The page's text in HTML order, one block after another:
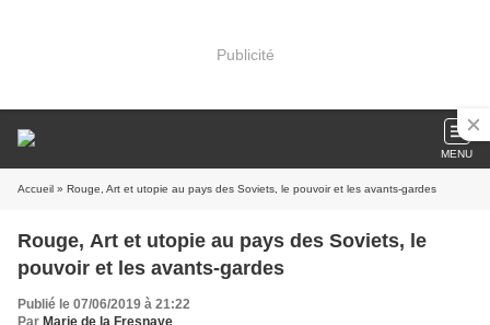
Publicité
MENU
Accueil » Rouge, Art et utopie au pays des Soviets, le pouvoir et les avants-gardes
Rouge, Art et utopie au pays des Soviets, le
pouvoir et les avants-gardes
Publié le 07/06/2019 à 21:22
Par Marie de la Fresnaye